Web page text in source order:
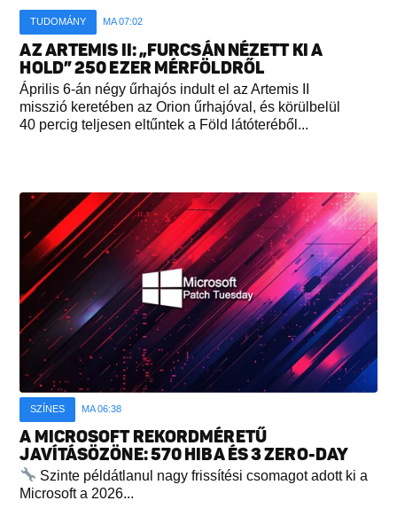
TUDOMÁNY MA 07:02
AZ ARTEMIS II: „FURCSÁN NÉZETT KI A
HOLD” 250 EZER MÉRFÖLDRŐL
Április 6-án négy űrhajós indult el az Artemis II
misszió keretében az Orion űrhajóval, és körülbelül
40 percig teljesen eltűntek a Föld látóteréből...
SZÍNES MA 06:38
A MICROSOFT REKORDMÉRETŰ
JAVÍTÁSÖZÖNE: 570 HIBA ÉS 3 ZERO-DAY
Szinte példátlanul nagy frissítési csomagot adott ki a
Microsoft a 2026...